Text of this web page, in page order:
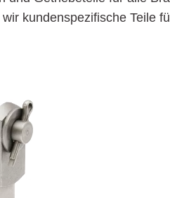
kundenspezifische Teile